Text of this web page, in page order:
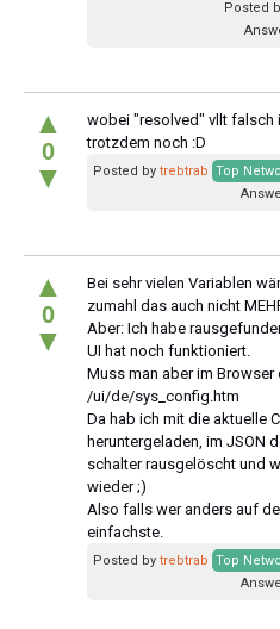
Posted
▲
0
▼
wobei "resolved" vllt falsch
trotzdem noch :D
Posted by trebtrab Top
▲
0
▼
Bei sehr vielen Variablen
zumahl das auch nicht
Aber: Ich habe
UI hat noch funktioniert.
Muss man aber im
/ui/de/sys_config.htm
Da hab ich mit die aktuelle
heruntergeladen, im JSON
schalter rausgelöscht und
wieder ;)
Also falls wer anders auf
einfachste.
Posted by trebtrab Top